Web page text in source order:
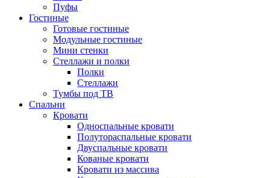
Пуфы
Гостиные
Готовые гостиные
Модульные гостиные
Мини стенки
Стеллажи и полки
Полки
Стеллажи
Тумбы под ТВ
Спальни
Кровати
Односпальные кровати
Полутораспальные кровати
Двуспальные кровати
Кованые кровати
Кровати из массива